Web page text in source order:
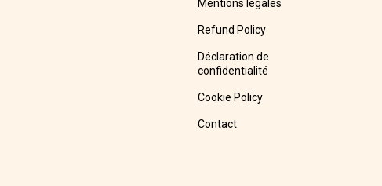
Mentions légales
Refund Policy
Déclaration de
confidentialité
Cookie Policy
Contact